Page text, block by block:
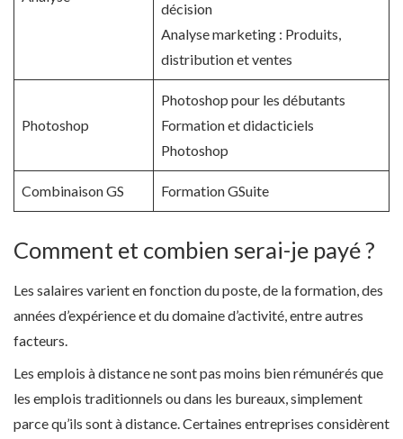
décision
Analyse marketing : Produits,
distribution et ventes
Photoshop
Photoshop pour les débutants
Formation et didacticiels
Photoshop
Combinaison GS Formation GSuite
Comment et combien serai-je payé ?
Les salaires varient en fonction du poste, de la formation, des
années d’expérience et du domaine d’activité, entre autres
facteurs.
Les emplois à distance ne sont pas moins bien rémunérés que
les emplois traditionnels ou dans les bureaux, simplement
parce qu’ils sont à distance. Certaines entreprises considèrent